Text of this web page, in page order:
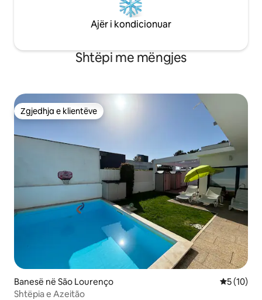
Ajër i kondicionuar
Shtëpi me mëngjes
Zgjedhja e klientëve
Zgjedhja e klientëve
Banesë në São Lourenço Vlerësimi
5 (10)
Shtëpia e Azeitão